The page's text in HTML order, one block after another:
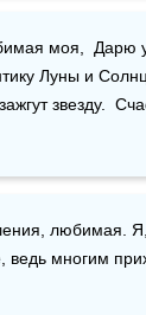
моя,  Дарю
Луны и
звезду.
любимая.
многим